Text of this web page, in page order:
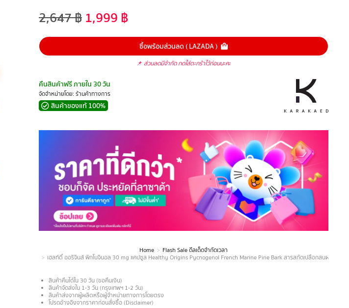
2,647฿1,999฿
ซื้อพร้อมส่วนลด ( LAZADA )
📌 ส่วนลดมีจำกัด กดใส่ตะกร้าไว้ก่อนนะคะ
คืนสินค้าฟรี ภายใน 30 วัน
จัดจำหน่ายโดย: ร้านค้าทางการ
สินค้าของแท้ 100%
You are here: Home
Flash Sale ดีลเด็ดจำกัดเวลา
เฮลท์ตี้ ออริจินส์ พิกโนจินอล 30 mg แคปซูล Healthy Origins Pycnogenol French Marine Pine Bark สารสกัดเปลือกสนฝรั่งเศ
สินค้าคืนได้ใน 30 วัน (ขอคืนเงิน)
สินค้าจัดส่งใน 1-3 วัน (กรุงเทพฯ 1-2 วัน)
สินค้าส่งจากผู้ผลิตหรือผู้จำหน่ายทางการโดยตรง
โปรดอ้างอิงจากราคาก่อนสั่งซื้อ (Disclaimer)